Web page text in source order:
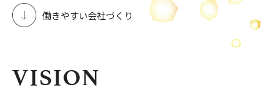
働きやすい会社づくり
VISION